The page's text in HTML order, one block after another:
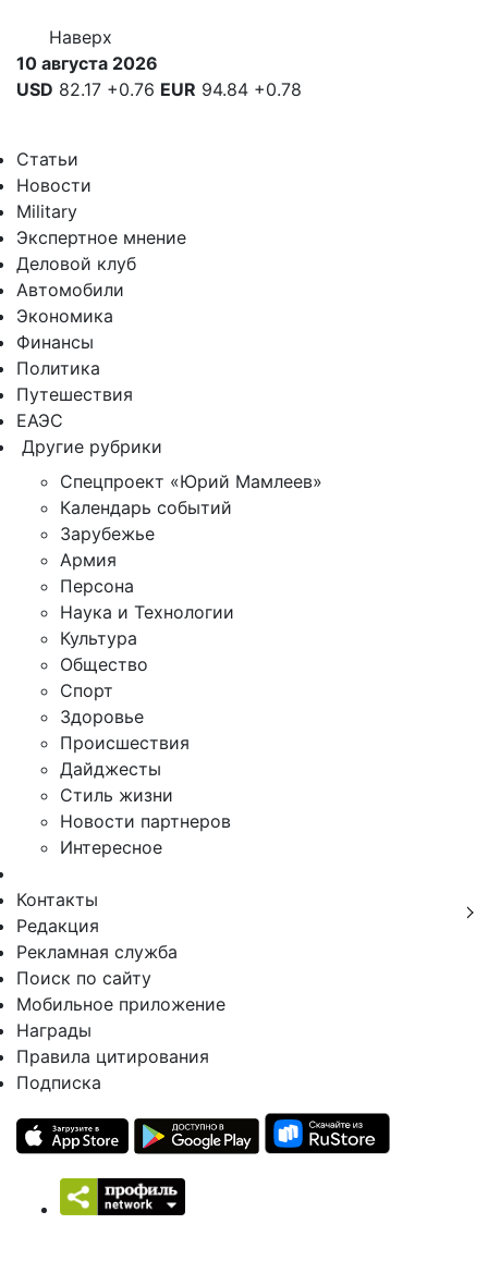
Наверх
10 августа 2026
USD 82.17 +0.76 EUR 94.84 +0.78
Статьи
Новости
Military
Экспертное мнение
Деловой клуб
Автомобили
Экономика
Финансы
Политика
Путешествия
ЕАЭС
Другие рубрики
Спецпроект «Юрий Мамлеев»
Календарь событий
Зарубежье
Армия
Персона
Наука и Технологии
Культура
Общество
Спорт
Здоровье
Происшествия
Дайджесты
Стиль жизни
Новости партнеров
Интересное
Контакты
Редакция
Рекламная служба
Поиск по сайту
Мобильное приложение
Награды
Правила цитирования
Подписка